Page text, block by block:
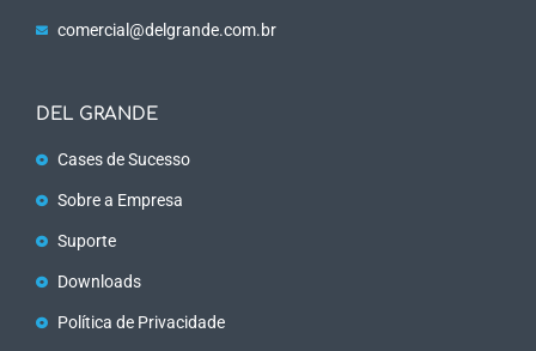
comercial@delgrande.com.br
DEL GRANDE
Cases de Sucesso
Sobre a Empresa
Suporte
Downloads
Política de Privacidade